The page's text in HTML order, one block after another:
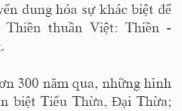
dung hóa sự khác biệt để
thuần Việt: Thiền -
300 năm qua, những hình
biệt Tiểu Thừa, Đại Thừa;